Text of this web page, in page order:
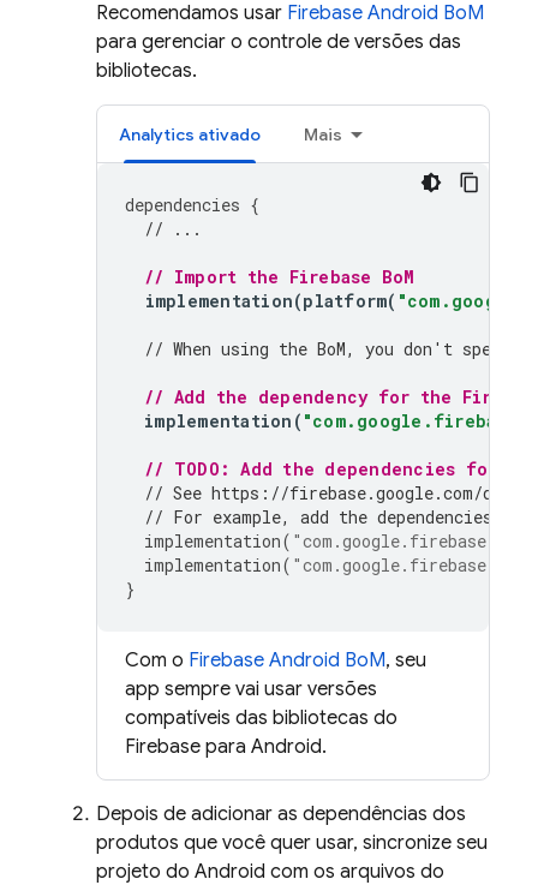
Recomendamos usar Firebase Android BoM
para gerenciar o controle de versões das
bibliotecas.
Analytics ativado Mais
dependencies {
// ...
// Import the Firebase BoM
implementation(platform(
// When using the BoM, you don't specify
// Add the dependency for the
implementation (
// TODO: Add the dependencies for
// See https://firebase.google.com/
// For example, add the dependencies
implementation(
implementation(
}
Com o Firebase Android BoM, seu
app sempre vai usar versões
compatíveis das bibliotecas do
Firebase para Android.
Depois de adicionar as dependências dos
produtos que você quer usar, sincronize seu
projeto do Android com os arquivos do